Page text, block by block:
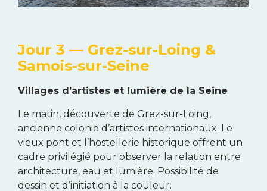
Jour 3 — Grez-sur-Loing &
Samois-sur-Seine
Villages d’artistes et lumière de la Seine
Le matin, découverte de Grez-sur-Loing,
ancienne colonie d’artistes internationaux. Le
vieux pont et l’hostellerie historique offrent un
cadre privilégié pour observer la relation entre
architecture, eau et lumière. Possibilité de
dessin et d’initiation à la couleur.